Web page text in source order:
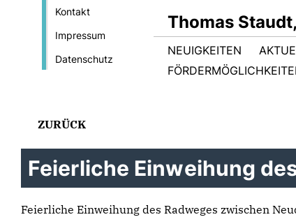
Kontakt
Impressum
Datenschutz
Thomas
NEUIGKEITEN
ZURÜCK
Feierliche Einweihung
Feierliche Einweihung des Radweges zwischen